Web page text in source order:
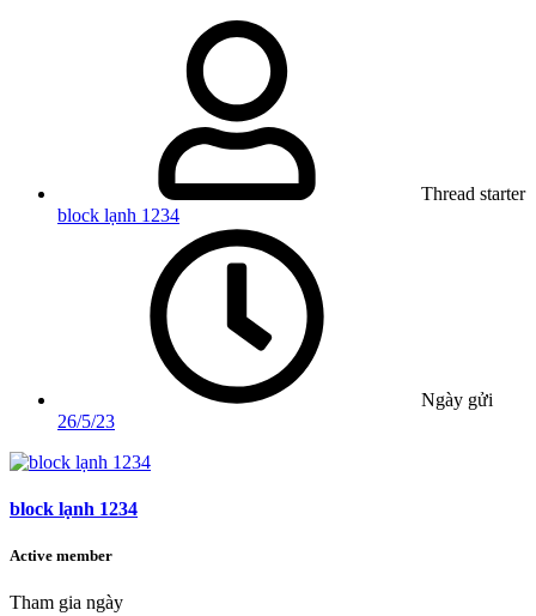
Thread starter
block lạnh 1234
Ngày gửi
26/5/23
block lạnh 1234
Active member
Tham gia ngày